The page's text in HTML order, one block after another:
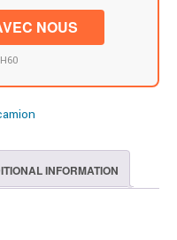
NOUS
INFORMATION